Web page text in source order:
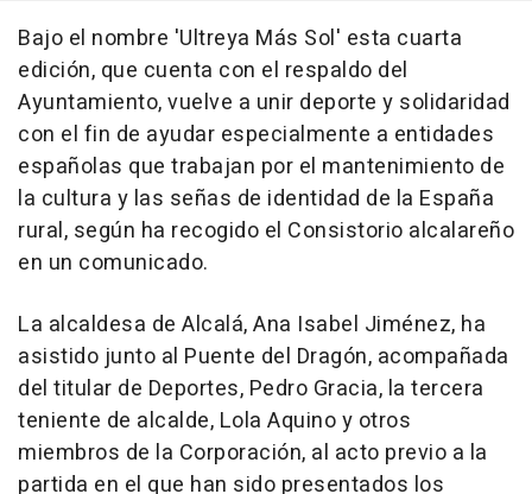
Bajo el nombre 'Ultreya Más Sol' esta cuarta
edición, que cuenta con el respaldo del
Ayuntamiento, vuelve a unir deporte y solidaridad
con el fin de ayudar especialmente a entidades
españolas que trabajan por el mantenimiento de
la cultura y las señas de identidad de la España
rural, según ha recogido el Consistorio alcalareño
en un comunicado.
La alcaldesa de Alcalá, Ana Isabel Jiménez, ha
asistido junto al Puente del Dragón, acompañada
del titular de Deportes, Pedro Gracia, la tercera
teniente de alcalde, Lola Aquino y otros
miembros de la Corporación, al acto previo a la
partida en el que han sido presentados los